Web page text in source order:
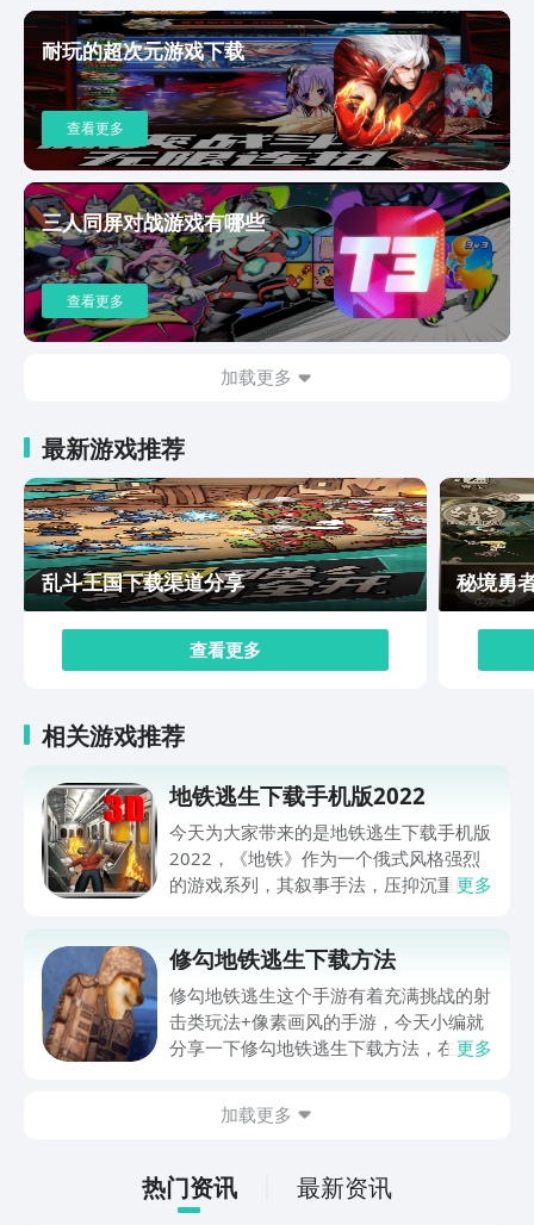
源，枪械装备等应有尽有，玩家可以在其中可以自由探索
并收集足够的武器，在对局中还可以运用各种战术和武
器，如偷袭、远程射击等，击败敌人，展现自己的战术智
慧。游戏还拥有多样化的战斗模式，不管是在单人作战中
挑战关卡，自由探索找寻最佳的逃生路线和战斗策略，还
是多人比拼，和其他玩家斗智斗勇，每一种都非常刺激，
能完美发挥枪战技巧。以上就是修勾地铁逃生下载地址的
分享，这款游戏将无尽的冒险和刺激的射击战斗融为一
体，同时还有丰富的地图为大家带来更多的挑战，喜欢的
小伙伴们快来加入下载，加入这独一无二的大逃杀吧。
耐玩的超次元游戏下载
查看更多
三人同屏对战游戏有哪些
查看更多
加载更多
最新游戏推荐
乱斗王国下载渠道分享
查看更多
秘境勇
相关游戏推荐
地铁逃生下载手机版2022
今天为大家带来的是地铁逃生下载手机版
2022，《地铁》作为一个俄式风格强烈
的游戏系列，其叙事手法，压抑沉重的空
材的玩家的喜爱。
更多
修勾地铁逃生下载方法
修勾地铁逃生这个手游有着充满挑战的射
击类玩法+像素画风的手游，今天小编就
分享一下修勾地铁逃生下载方法，在这个
操作简单直观，但要想成为高手，需要掌
戏的具体玩法吧！
更多
加载更多
热门资讯 最新资讯